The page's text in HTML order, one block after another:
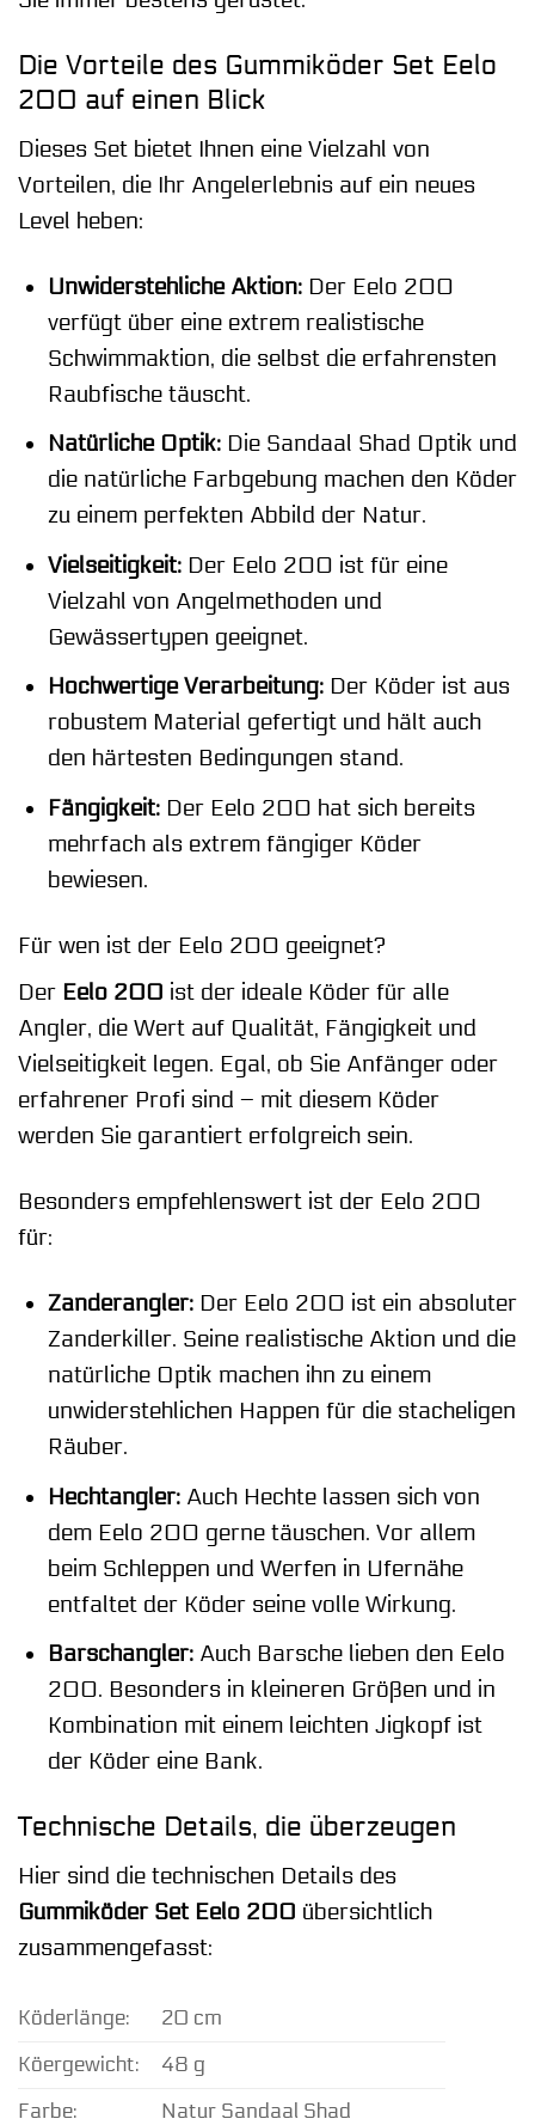
Die Vorteile des Gummiköder Set Eelo
200 auf einen Blick
Dieses Set bietet Ihnen eine Vielzahl von
Vorteilen, die Ihr Angelerlebnis auf ein neues
Level heben:
Unwiderstehliche Aktion:Der Eelo 200
verfügt über eine extrem realistische
Schwimmaktion, die selbst die erfahrensten
Raubfische täuscht.
Natürliche Optik:Die Sandaal Shad Optik und
die natürliche Farbgebung machen den Köder
zu einem perfekten Abbild der Natur.
Vielseitigkeit:Der Eelo 200 ist für eine
Vielzahl von Angelmethoden und
Gewässertypen geeignet.
Hochwertige Verarbeitung:Der Köder ist aus
robustem Material gefertigt und hält auch
den härtesten Bedingungen stand.
Fängigkeit:Der Eelo 200 hat sich bereits
mehrfach als extrem fängiger Köder
bewiesen.
Für wen ist der Eelo 200 geeignet?
Der Eelo 200 ist der ideale Köder für alle
Angler, die Wert auf Qualität, Fängigkeit und
Vielseitigkeit legen. Egal, ob Sie Anfänger oder
erfahrener Profi sind – mit diesem Köder
werden Sie garantiert erfolgreich sein.
Besonders empfehlenswert ist der Eelo 200
für:
Zanderangler:Der Eelo 200 ist ein absoluter
Zanderkiller. Seine realistische Aktion und die
natürliche Optik machen ihn zu einem
unwiderstehlichen Happen für die stacheligen
Räuber.
Hechtangler:Auch Hechte lassen sich von
dem Eelo 200 gerne täuschen. Vor allem
beim Schleppen und Werfen in Ufernähe
entfaltet der Köder seine volle Wirkung.
Barschangler:Auch Barsche lieben den Eelo
200. Besonders in kleineren Größen und in
Kombination mit einem leichten Jigkopf ist
der Köder eine Bank.
Technische Details, die überzeugen
Hier sind die technischen Details des
Gummiköder Set Eelo 200 übersichtlich
zusammengefasst:
Köderlänge:
20 cm
Köergewicht:
48 g
Farbe:
Natur Sandaal Shad